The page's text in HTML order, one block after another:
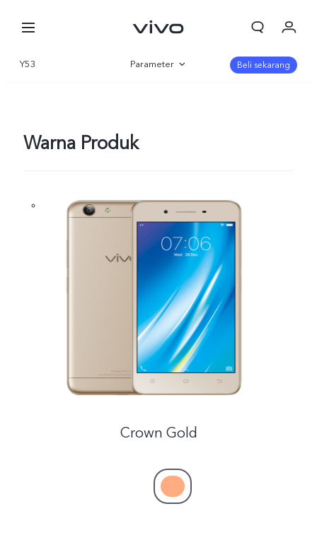
Y53 Parameter Beli sekarang
Warna Produk
Crown Gold